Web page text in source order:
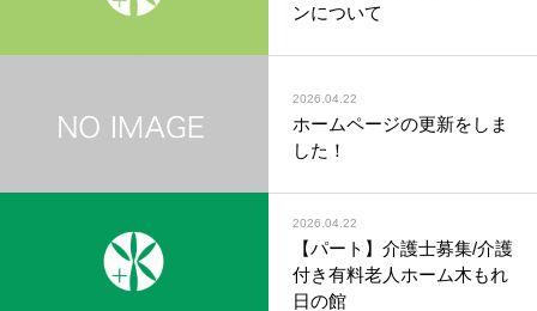
ンについて
2026.04.22
ホームページの更新をしま
した！
2026.04.22
【パート】介護士募集/介護
付き有料老人ホーム木もれ
日の館